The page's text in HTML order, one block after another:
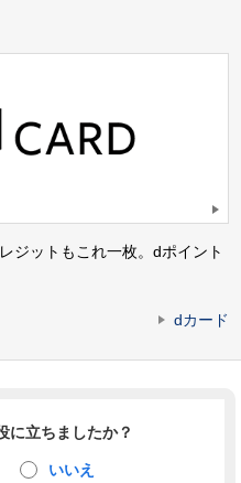
ジットもこれ一枚。dポイント
dカード
に立ちましたか？
いいえ